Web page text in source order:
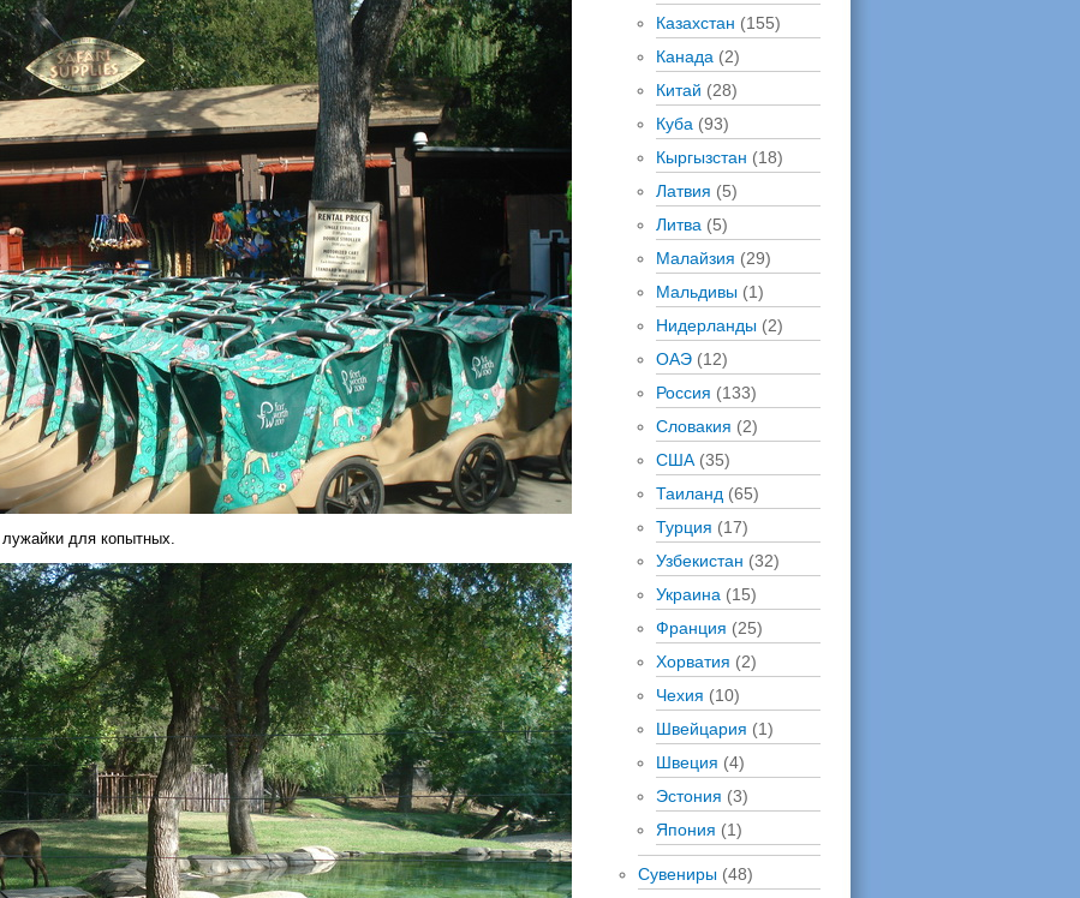
для копытных.
Казахстан (155)
Канада (2)
Китай (28)
Куба (93)
Кыргызстан (18)
Латвия (5)
Литва (5)
Малайзия (29)
Мальдивы (1)
Нидерланды (2)
ОАЭ (12)
Россия (133)
Словакия (2)
США (35)
Таиланд (65)
Турция (17)
Узбекистан (32)
Украина (15)
Франция (25)
Хорватия (2)
Чехия (10)
Швейцария (1)
Швеция (4)
Эстония (3)
Япония (1)
Сувениры (48)